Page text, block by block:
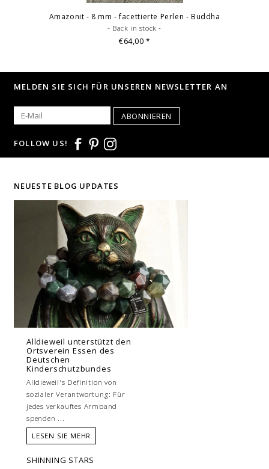
Amazonit - 8 mm - facettierte Perlen - Buddha
- Back in stock -
€64,00*
MELDEN SIE SICH FÜR UNSEREN NEWSLETTER AN
ABONNIEREN
FOLLOW US!
NEUESTE BLOG UPDATES
Alldieweil unterstützt den
Ortsverein Essen des
Deutschen
Kinderschutzbundes
Alldieweil's Definition von
sozialer Verantwortung: Für
jedes verkauftes Armband
spenden ...
LESEN SIE MEHR
SHINNING STARS